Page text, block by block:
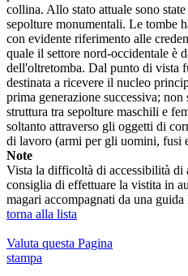
collina. Allo stato attuale sono
sepolture monumentali. Le tombe
con evidente riferimento alle
quale il settore nord-occidentale è
dell'oltretomba. Dal punto di vista
destinata a ricevere il nucleo
prima generazione successiva;
struttura tra sepolture maschili e
soltanto attraverso gli oggetti di
di lavoro (armi per gli uomini, fusi
Note
Vista la difficoltà di accessibilità di
consiglia di effettuare la vistita in
magari accompagnati da una guida
torna alla lista
Valuta questa Pagina
stampa